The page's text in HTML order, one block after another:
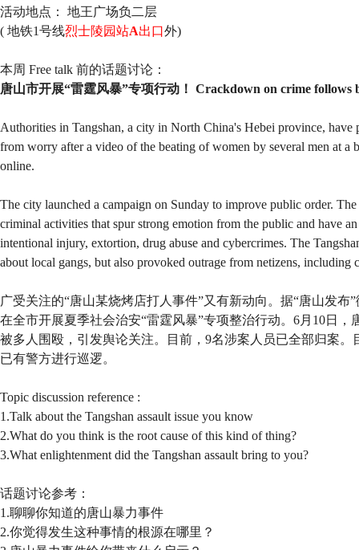
活动地点： 地王广场负二层
( 地铁1号线烈士陵园站A出口外)
本周 Free talk 前的话题讨论：
唐山市开展“雷霆风暴”专项行动！ Crackdown on crime follows
Authorities in Tangshan, a city in North China's Hebei province, have
from worry after a video of the beating of women by several men at a
online.
The city launched a campaign on Sunday to improve public order.
criminal activities that spur strong emotion from the public and have
intentional injury, extortion, drug abuse and cybercrimes. The
about local gangs, but also provoked outrage from netizens,
广受关注的“唐山某烧烤店打人事件”又有新动向。据“唐山发布
在全市开展夏季社会治安“雷霆风暴”专项整治行动。6月10日
被多人围殴，引发舆论关注。目前，9名涉案人员已全部归案
已有警方进行巡逻。
Topic discussion reference :
1.Talk about the Tangshan assault issue you know
2.What do you think is the root cause of this kind of thing?
3.What enlightenment did the Tangshan assault bring to you?
话题讨论参考：
1.聊聊你知道的唐山暴力事件
2.你觉得发生这种事情的根源在哪里？